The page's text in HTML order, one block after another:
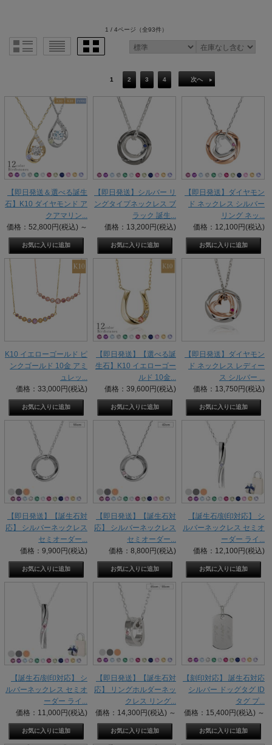
1 / 4ページ （全93件）
1 2 3 4 次へ
【即日発送＆選べる誕生
石】K10 ダイヤモンド ア
クアマリン...
価格：52,800円(税込) ～
【即日発送】シルバー リ
ングタイプネックレス ブ
ラック 誕生...
価格：13,200円(税込)
【即日発送】ダイヤモン
ド ネックレス シルバー
リング ネッ...
価格：12,100円(税込)
K10 イエローゴールド ピ
ンクゴールド 10金 アミ
ュレッ...
価格：33,000円(税込)
【即日発送】【選べる誕
生石】K10 イエローゴー
ルド 10金...
価格：39,600円(税込)
【即日発送】ダイヤモン
ド ネックレス レディー
ス シルバー ...
価格：13,750円(税込)
【即日発送】【誕生石対
応】 シルバーネックレス
セミオーダー...
価格：9,900円(税込)
【即日発送】【誕生石対
応】 シルバーネックレス
セミオーダー...
価格：8,800円(税込)
【誕生石/刻印対応】 シ
ルバーネックレス セミオ
ーダー ライ...
価格：12,100円(税込)
【誕生石/刻印対応】 シ
ルバーネックレス セミオ
ーダー ライ...
価格：11,000円(税込)
【即日発送】【誕生石対
応】 リングホルダーネッ
クレス リング...
価格：14,300円(税込) ～
【刻印対応】 誕生石対応
シルバー ドッグタグ ID
タグ プ...
価格：15,400円(税込) ～